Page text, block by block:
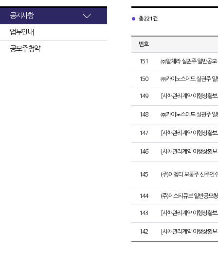
공지사항
업무안내
공모주 청약
총 221건
번호
151 ㈜알체라 실권주 일반공모
150 ㈜카이노스메드 실권주 일
149 [사채관리계약 이행상황
148 ㈜카이노스메드 실권주 일
147 [사채관리계약 이행상황
146 [사채관리계약 이행상황
145 (주)이엠티 보통주 신주인
144 (주)에스티큐브 일반공모
143 [사채관리계약 이행상황
142 [사채관리계약 이행상황